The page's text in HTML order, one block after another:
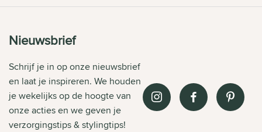
Nieuwsbrief
Schrijf je in op onze nieuwsbrief
en laat je inspireren. We houden
je wekelijks op de hoogte van
onze acties en we geven je
verzorgingstips & stylingtips!